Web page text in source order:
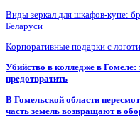
Виды зеркал для шкафов-купе:
Беларуси
Корпоративные подарки с
Убийство в колледже в
предотвратить
В Гомельской области
часть земель возвращают в